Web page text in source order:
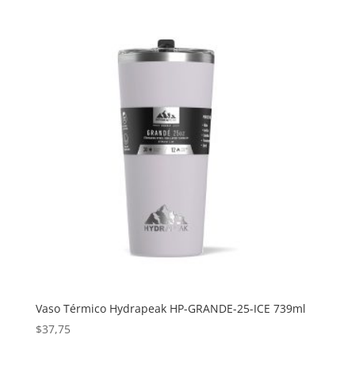
Vaso Térmico Hydrapeak HP-GRANDE-25-ICE 739ml
$37,75